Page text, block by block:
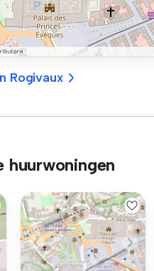
Rogivaux
huurwoningen